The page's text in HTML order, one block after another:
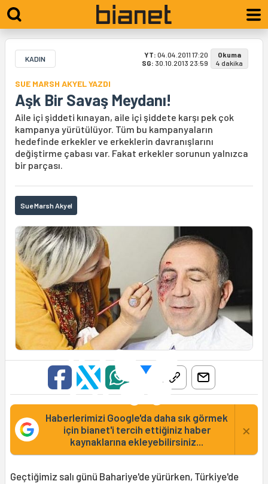
KADIN YT: 04.04.2011 17:20
SG: 30.10.2013 23:59
Okuma
4 dakika
SUE MARSH AKYEL YAZDI
Aşk Bir Savaş Meydanı!
Aile içi şiddeti kınayan, aile içi şiddete karşı pek çok
kampanya yürütülüyor. Tüm bu kampanyaların
hedefinde erkekler ve erkeklerin davranışlarını
değiştirme çabası var. Fakat erkekler sorunun yalnızca
bir parçası.
Sue Marsh Akyel
Haberlerimizi Google'da daha sık görmek
için bianet'i tercih ettiğiniz haber
kaynaklarına ekleyebilirsiniz...
×
Geçtiğimiz salı günü Bahariye'de yürürken, Türkiye'de